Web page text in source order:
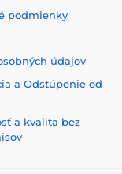
podmienky
údajov
a Odstúpenie od
a kvalita bez